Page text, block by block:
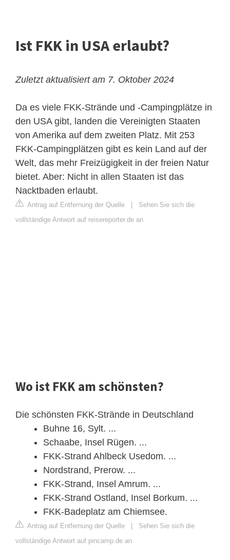
Ist FKK in USA erlaubt?
Zuletzt aktualisiert am 7. Oktober 2024
Da es viele FKK-Strände und ‑Campingplätze in
den USA gibt, landen die Vereinigten Staaten
von Amerika auf dem zweiten Platz. Mit 253
FKK-Campingplätzen gibt es kein Land auf der
Welt, das mehr Freizügigkeit in der freien Natur
bietet. Aber: Nicht in allen Staaten ist das
Nacktbaden erlaubt.
Antrag auf Entfernung der Quelle
Sehen Sie sich die
vollständige Antwort auf reisereporter.de an
Wo ist FKK am schönsten?
Die schönsten FKK-Strände in Deutschland
Buhne 16, Sylt. ...
Schaabe, Insel Rügen. ...
FKK-Strand Ahlbeck Usedom. ...
Nordstrand, Prerow. ...
FKK-Strand, Insel Amrum. ...
FKK-Strand Ostland, Insel Borkum. ...
FKK-Badeplatz am Chiemsee.
Antrag auf Entfernung der Quelle
Sehen Sie sich die
vollständige Antwort auf pincamp.de an